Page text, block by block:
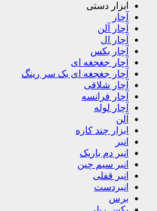
ابزار دستی
آچار
آچار آلن
آچار ال
آچار بکس
آچار جغجغه ای
آچار جغجغه ای یک سر رینگ
آچار شلاقی
آچار فرانسه
آچار لوله
آلن
ابزار چند کاره
انبر
انبر دم باریک
انبر سیم چین
انبر قفلی
انبردست
برس